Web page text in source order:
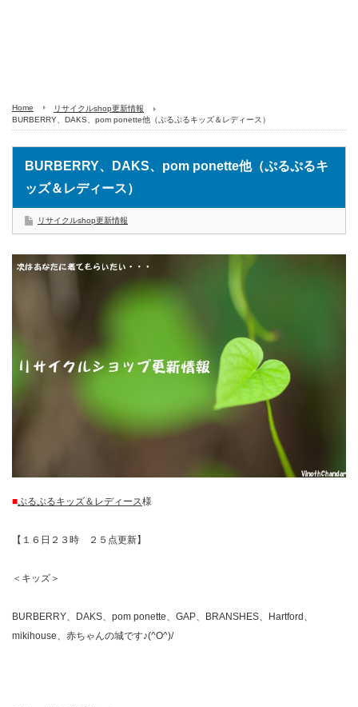
Home
リサイクルshop更新情報
BURBERRY、DAKS、pom ponette他（ぷるぷるキッズ＆レディース）
BURBERRY、DAKS、pom ponette他（ぷるぷるキ
ッズ＆レディース）
リサイクルshop更新情報
■ぷるぷるキッズ＆レディース様
【１６日２３時 ２５点更新】
＜キッズ＞
BURBERRY、DAKS、pom ponette、GAP、BRANSHES、Hartford、
mikihouse、赤ちゃんの城です♪(^O^)/